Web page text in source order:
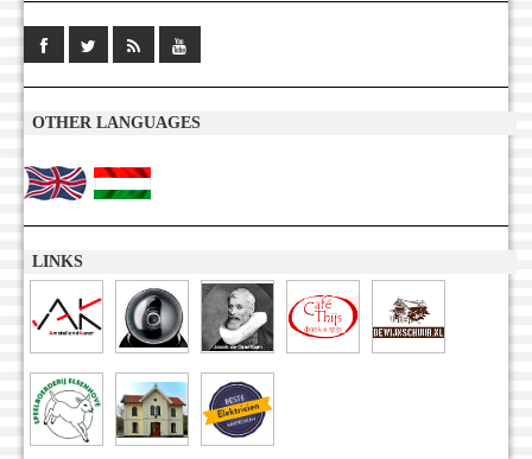
OTHER LANGUAGES
LINKS